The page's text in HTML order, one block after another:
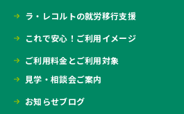
ラ・レコルトの就労移行支援
これで安心！ご利用イメージ
ご利用料金とご利用対象
見学・相談会ご案内
お知らせブログ